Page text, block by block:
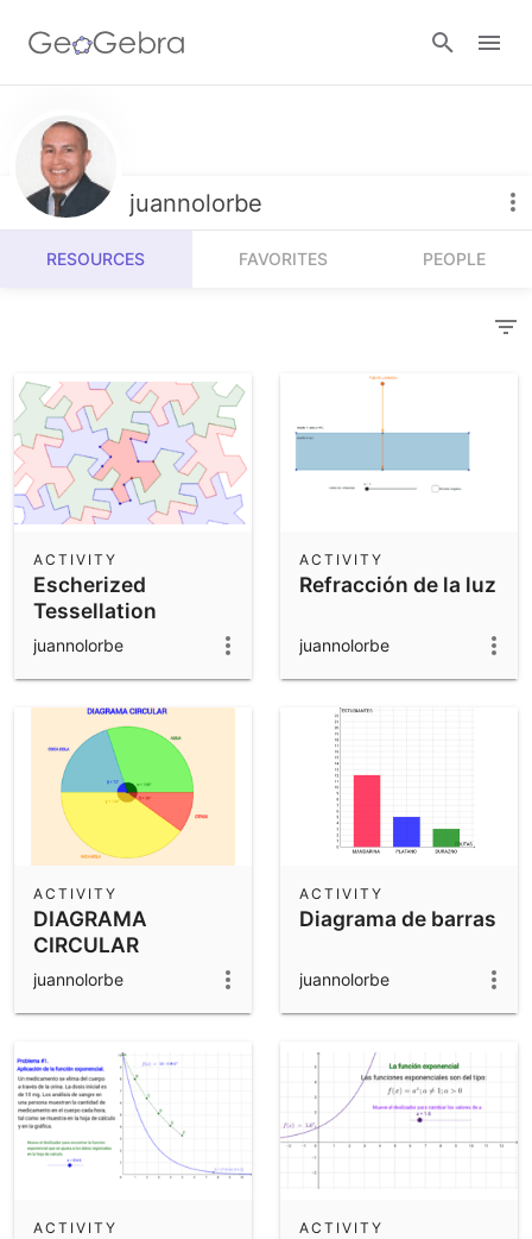
Resources
Number Sense
Algebra
Measurement
Operations
Probability and Statistics
Community Resources
Get started with our Resources
Calculators
Geometry
3D Calculator
Notes
App Downloads
Get started with the GeoGebra Apps
juannolorbe
RESOURCES FAVORITES PEOPLE
Escherized
Tessellation
ACTIVITY
juannolorbe
Refracción de la luz
ACTIVITY
juannolorbe
DIAGRAMA
CIRCULAR
ACTIVITY
juannolorbe
Diagrama de barras
ACTIVITY
juannolorbe
ACTIVITY ACTIVITY